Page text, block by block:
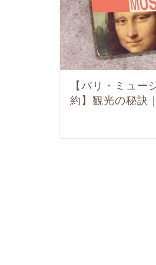
【パリ・ミュー
約】観光の秘訣